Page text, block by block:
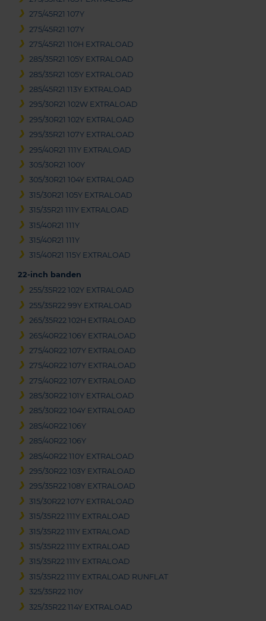
275/45R21 107Y
275/45R21 107Y
275/45R21 110H EXTRALOAD
285/35R21 105Y EXTRALOAD
285/35R21 105Y EXTRALOAD
285/45R21 113Y EXTRALOAD
295/30R21 102W EXTRALOAD
295/30R21 102Y EXTRALOAD
295/35R21 107Y EXTRALOAD
295/40R21 111Y EXTRALOAD
305/30R21 100Y
305/30R21 104Y EXTRALOAD
315/30R21 105Y EXTRALOAD
315/35R21 111Y EXTRALOAD
315/40R21 111Y
315/40R21 111Y
315/40R21 115Y EXTRALOAD
22-inch banden
255/35R22 102Y EXTRALOAD
255/35R22 99Y EXTRALOAD
265/35R22 102H EXTRALOAD
265/40R22 106Y EXTRALOAD
275/40R22 107Y EXTRALOAD
275/40R22 107Y EXTRALOAD
275/40R22 107Y EXTRALOAD
285/30R22 101Y EXTRALOAD
285/30R22 104Y EXTRALOAD
285/40R22 106Y
285/40R22 106Y
285/40R22 110Y EXTRALOAD
295/30R22 103Y EXTRALOAD
295/35R22 108Y EXTRALOAD
315/30R22 107Y EXTRALOAD
315/35R22 111Y EXTRALOAD
315/35R22 111Y EXTRALOAD
315/35R22 111Y EXTRALOAD
315/35R22 111Y EXTRALOAD
315/35R22 111Y EXTRALOAD RUNFLAT
325/35R22 110Y
325/35R22 114Y EXTRALOAD